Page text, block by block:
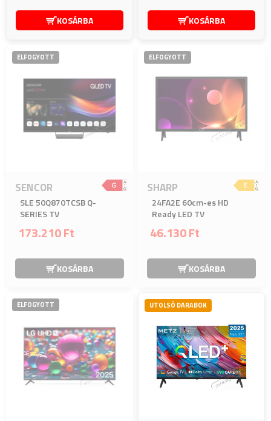
KOSÁRBA KOSÁRBA
ELFOGYOTT
SENCOR
SLE 50Q870TCSB Q-
SERIES TV
173.210 Ft
KOSÁRBA
ELFOGYOTT
SHARP
24FA2E 60cm-es HD
Ready LED TV
46.130 Ft
KOSÁRBA
ELFOGYOTT UTOLSÓ DARABOK